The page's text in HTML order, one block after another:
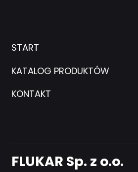
START
KATALOG PRODUKTÓW
KONTAKT
FLUKAR Sp. z o.o.